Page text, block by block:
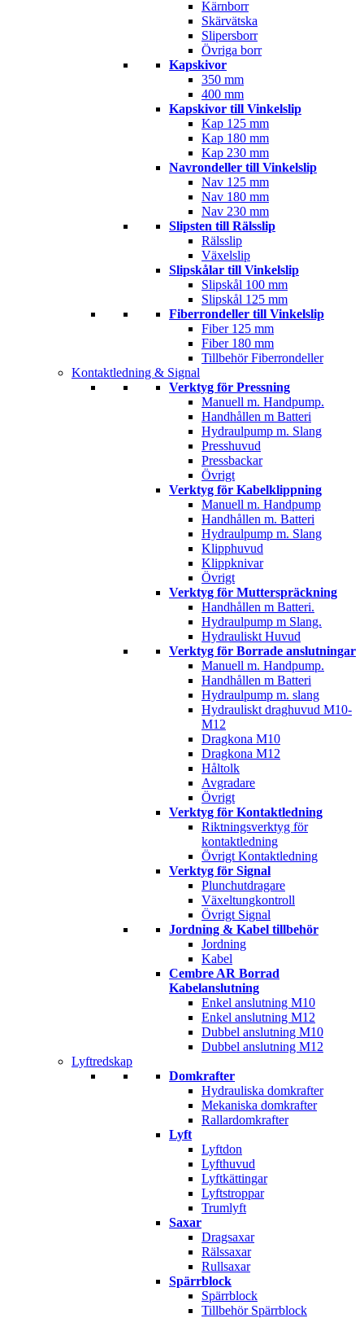
Kärnborr
Skärvätska
Slipersborr
Övriga borr
Kapskivor
350 mm
400 mm
Kapskivor till Vinkelslip
Kap 125 mm
Kap 180 mm
Kap 230 mm
Navrondeller till Vinkelslip
Nav 125 mm
Nav 180 mm
Nav 230 mm
Slipsten till Rälsslip
Rälsslip
Växelslip
Slipskålar till Vinkelslip
Slipskål 100 mm
Slipskål 125 mm
Fiberrondeller till Vinkelslip
Fiber 125 mm
Fiber 180 mm
Tillbehör Fiberrondeller
Kontaktledning & Signal
Verktyg för Pressning
Manuell m. Handpump.
Handhållen m Batteri
Hydraulpump m. Slang
Presshuvud
Pressbackar
Övrigt
Verktyg för Kabelklippning
Manuell m. Handpump
Handhållen m. Batteri
Hydraulpump m. Slang
Klipphuvud
Klippknivar
Övrigt
Verktyg för Mutterspräckning
Handhållen m Batteri.
Hydraulpump m Slang.
Hydrauliskt Huvud
Verktyg för Borrade anslutningar
Manuell m. Handpump.
Handhållen m Batteri
Hydraulpump m. slang
Hydrauliskt draghuvud M10-
M12
Dragkona M10
Dragkona M12
Håltolk
Avgradare
Övrigt
Verktyg för Kontaktledning
Riktningsverktyg för
kontaktledning
Övrigt Kontaktledning
Verktyg för Signal
Plunchutdragare
Växeltungkontroll
Övrigt Signal
Jordning & Kabel tillbehör
Jordning
Kabel
Cembre AR Borrad
Kabelanslutning
Enkel anslutning M10
Enkel anslutning M12
Dubbel anslutning M10
Dubbel anslutning M12
Lyftredskap
Domkrafter
Hydrauliska domkrafter
Mekaniska domkrafter
Rallardomkrafter
Lyft
Lyftdon
Lyfthuvud
Lyftkättingar
Lyftstroppar
Trumlyft
Saxar
Dragsaxar
Rälssaxar
Rullsaxar
Spärrblock
Spärrblock
Tillbehör Spärrblock